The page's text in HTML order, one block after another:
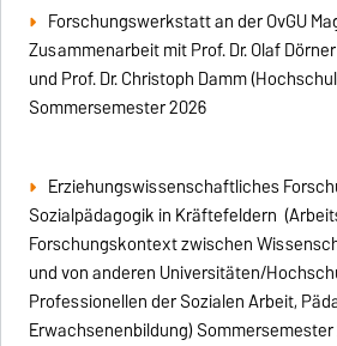
Forschungswerkstatt an der OvGU
Zusammenarbeit mit Prof.Dr. Olaf Dörner
und Prof. Dr. Christoph Damm
Sommersemester 2026
Erziehungswissenschaftliches
Sozialpädagogik in Kräftefeldern
Forschungskontext zwischen
und von anderen Universitäten/
Professionellen der Sozialen Arbeit,
Erwachsenenbildung)